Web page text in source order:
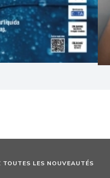
TOUTES LES NOUVEAUTÉS